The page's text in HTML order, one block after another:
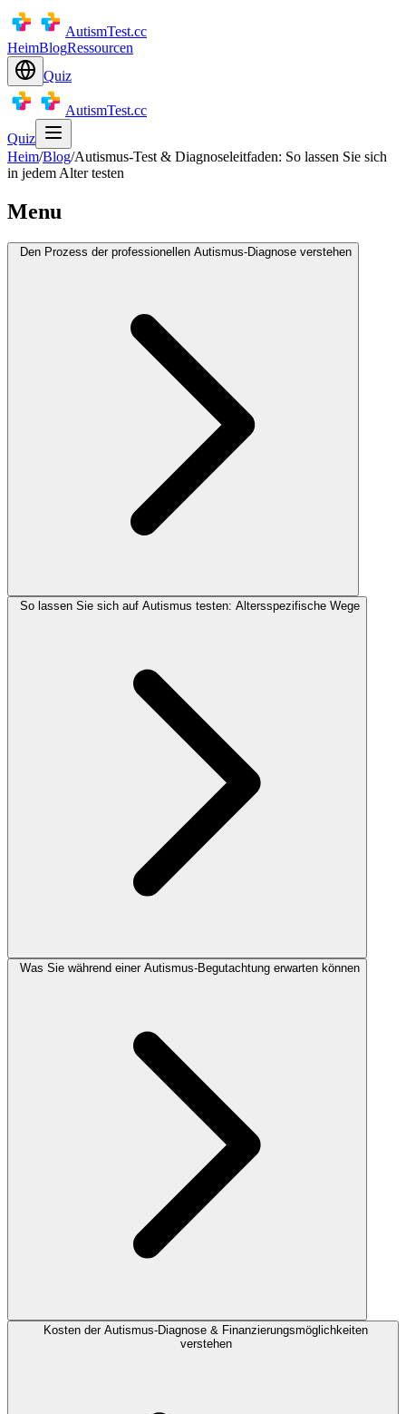
AutismTest.cc
HeimBlogRessourcen
Quiz
AutismTest.cc
Quiz
Heim/Blog/Autismus-Test & Diagnoseleitfaden: So lassen Sie sich
in jedem Alter testen
Menu
Den Prozess der professionellen Autismus-Diagnose verstehen
So lassen Sie sich auf Autismus testen: Altersspezifische Wege
Was Sie während einer Autismus-Begutachtung erwarten können
Kosten der Autismus-Diagnose & Finanzierungsmöglichkeiten
verstehen